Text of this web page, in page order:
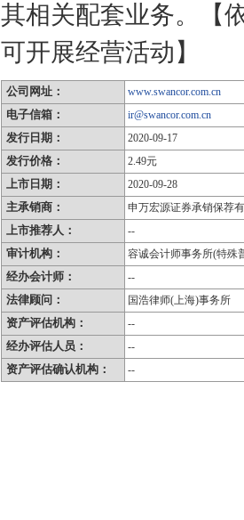
其相关配套业务。【
可开展经营活动】
公司网址： www.swancor.com.cn
电子信箱： ir@swancor.com.cn
发行日期： 2020-09-17
发行价格： 2.49元
上市日期： 2020-09-28
主承销商： 申万宏源证券承销保荐
上市推荐人： --
审计机构： 容诚会计师事务所(特殊
经办会计师： --
法律顾问： 国浩律师(上海)事务所
资产评估机构： --
经办评估人员： --
资产评估确认机构： --